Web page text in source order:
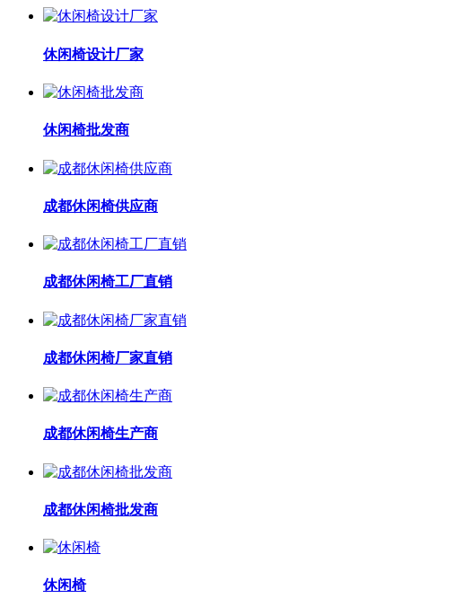
休闲椅设计厂家
休闲椅批发商
成都休闲椅供应商
成都休闲椅工厂直销
成都休闲椅厂家直销
成都休闲椅生产商
成都休闲椅批发商
休闲椅